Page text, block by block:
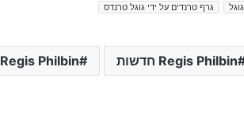
גרף טרנדים על ידי גוגל טרנדס
Regis Philbin חדשות Regis Philbin כותרות